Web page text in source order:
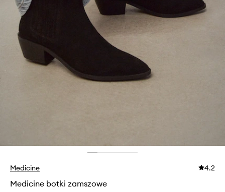
Medicine 4.2
Medicine botki zamszowe